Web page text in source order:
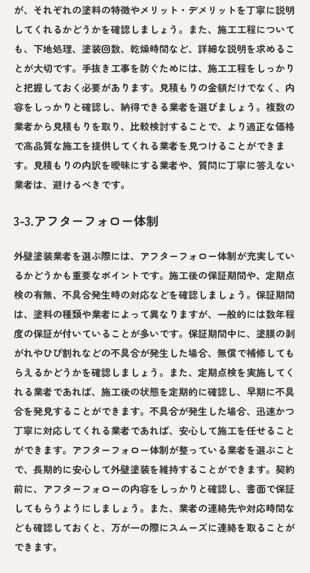
が、それぞれの塗料の特徴やメリット・デメリットを丁寧に説明
してくれるかどうかを確認しましょう。また、施工工程について
も、下地処理、塗装回数、乾燥時間など、詳細な説明を求めるこ
とが大切です。手抜き工事を防ぐためには、施工工程をしっかり
と把握しておく必要があります。見積もりの金額だけでなく、内
容をしっかりと確認し、納得できる業者を選びましょう。複数の
業者から見積もりを取り、比較検討することで、より適正な価格
で高品質な施工を提供してくれる業者を見つけることができま
す。見積もりの内訳を曖昧にする業者や、質問に丁寧に答えない
業者は、避けるべきです。
3-3.アフターフォロー体制
外壁塗装業者を選ぶ際には、アフターフォロー体制が充実してい
るかどうかも重要なポイントです。施工後の保証期間や、定期点
検の有無、不具合発生時の対応などを確認しましょう。保証期間
は、塗料の種類や業者によって異なりますが、一般的には数年程
度の保証が付いていることが多いです。保証期間中に、塗膜の剥
がれやひび割れなどの不具合が発生した場合、無償で補修しても
らえるかどうかを確認しましょう。また、定期点検を実施してく
れる業者であれば、施工後の状態を定期的に確認し、早期に不具
合を発見することができます。不具合が発生した場合、迅速かつ
丁寧に対応してくれる業者であれば、安心して施工を任せること
ができます。アフターフォロー体制が整っている業者を選ぶこと
で、長期的に安心して外壁塗装を維持することができます。契約
前に、アフターフォローの内容をしっかりと確認し、書面で保証
してもらうようにしましょう。また、業者の連絡先や対応時間な
ども確認しておくと、万が一の際にスムーズに連絡を取ることが
できます。